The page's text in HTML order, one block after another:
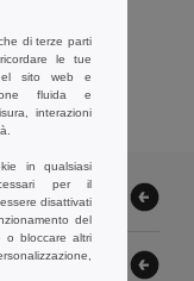
di terze parti
le tue
sito web e
fluida e
interazioni
in qualsiasi
per il
disattivati
del
o bloccare altri